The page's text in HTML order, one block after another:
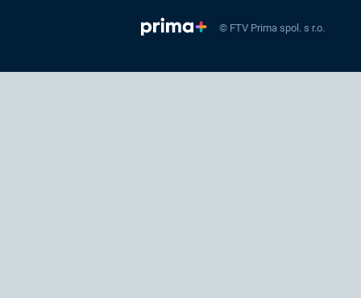
© FTV Prima spol. s r.o.